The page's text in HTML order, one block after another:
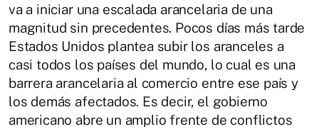
va a iniciar una escalada arancelaria de una
magnitud sin precedentes. Pocos días más tarde
Estados Unidos plantea subir los aranceles a
casi todos los países del mundo, lo cual es una
barrera arancelaria al comercio entre ese país y
los demás afectados. Es decir, el gobierno
americano abre un amplio frente de conflictos